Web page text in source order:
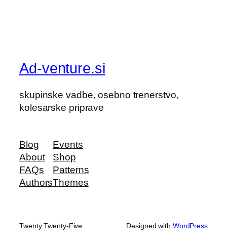
Ad-venture.si
skupinske vadbe, osebno trenerstvo,
kolesarske priprave
Blog
About
FAQs
Authors
Events
Shop
Patterns
Themes
Twenty Twenty-Five Designed with WordPress